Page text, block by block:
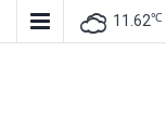
11.62℃